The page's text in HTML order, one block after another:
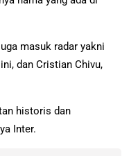
masuk radar yakni
dan Cristian Chivu,
historis dan
Inter.